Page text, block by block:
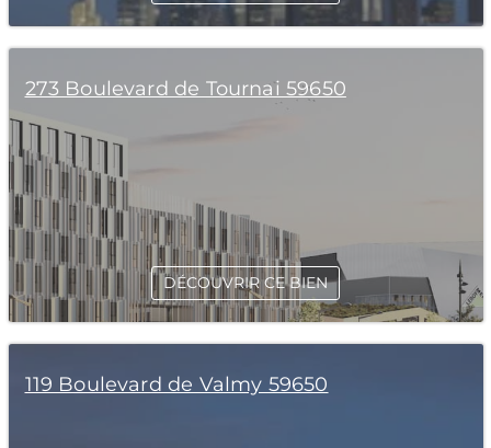
273 Boulevard de Tournai 59650
DÉCOUVRIR CE BIEN
119 Boulevard de Valmy 59650